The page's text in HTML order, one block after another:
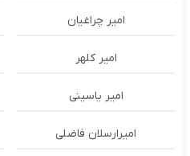
امیر چراغیان
امیر کلهر
امیر یاسینی
امیرارسلان فاضلی